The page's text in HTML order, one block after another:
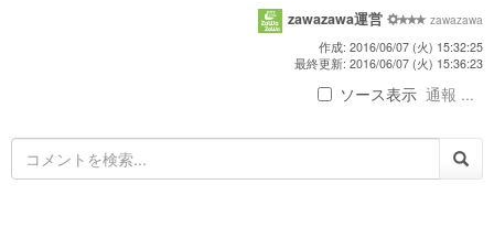
zawazawa運営
zawazawa
作成: 2016/06/07 (火) 15:32:25
最終更新: 2016/06/07 (火) 15:36:23
ソース表示 通報 ...